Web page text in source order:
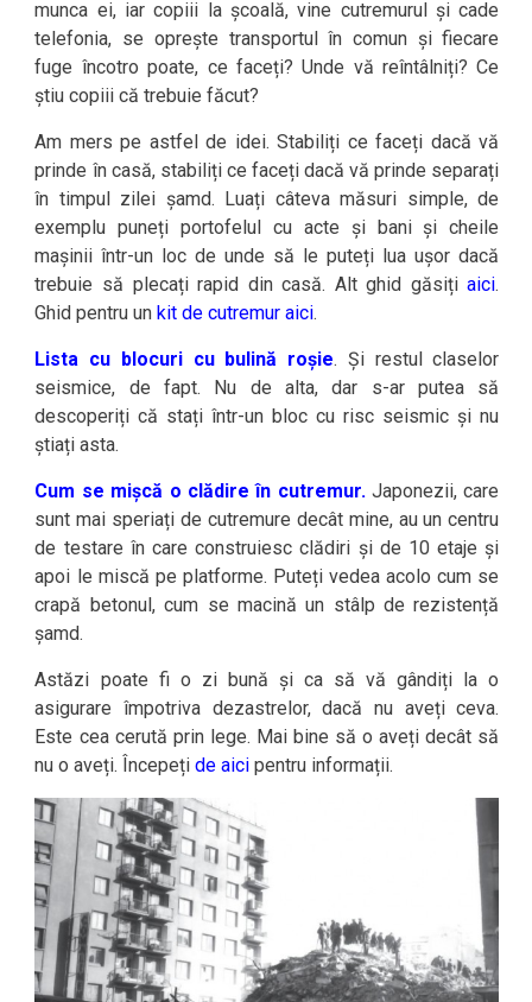
munca ei, iar copiii la școală, vine cutremurul și cade
telefonia, se oprește transportul în comun și fiecare
fuge încotro poate, ce faceți? Unde vă reîntâlniți? Ce
știu copiii că trebuie făcut?
Am mers pe astfel de idei. Stabiliți ce faceți dacă vă
prinde în casă, stabiliți ce faceți dacă vă prinde separați
în timpul zilei șamd. Luați câteva măsuri simple, de
exemplu puneți portofelul cu acte și bani și cheile
mașinii într-un loc de unde să le puteți lua ușor dacă
trebuie să plecați rapid din casă. Alt ghid găsițiaici.
Ghid pentru unkit de cutremur aici.
Lista cu blocuri cu bulină roșie. Și restul claselor
seismice, de fapt. Nu de alta, dar s-ar putea să
descoperiți că stați într-un bloc cu risc seismic și nu
știați asta.
Cum se mișcă o clădire în cutremur.Japonezii, care
sunt mai speriați de cutremure decât mine, au un centru
de testare în care construiesc clădiri și de 10 etaje și
apoi le miscă pe platforme. Puteți vedea acolo cum se
crapă betonul, cum se macină un stâlp de rezistență
șamd.
Astăzi poate fi o zi bună și ca să vă gândiți la o
asigurare împotriva dezastrelor, dacă nu aveți ceva.
Este cea cerută prin lege. Mai bine să o aveți decât să
nu o aveți. Începețide aici pentru informații.